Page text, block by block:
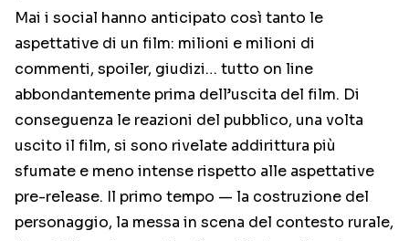
Mai i social hanno anticipato così tanto le
aspettative di un film: milioni e milioni di
commenti, spoiler, giudizi… tutto on line
abbondantemente prima dell’uscita del film. Di
conseguenza le reazioni del pubblico, una volta
uscito il film, si sono rivelate addirittura più
sfumate e meno intense rispetto alle aspettative
pre-release. Il primo tempo — la costruzione del
personaggio, la messa in scena del contesto rurale,